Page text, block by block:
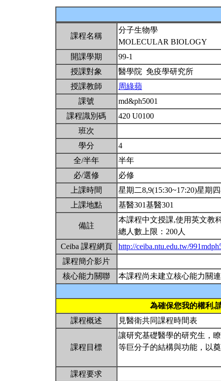
課程名稱
分子生物學
MOLECULAR BIOLOGY
開課學期
99-1
授課對象
醫學院 免疫學研究所
授課教師
周綠蘋
課號
md&ph5001
課程識別碼
420 U0100
班次
學分
4
全/半年
半年
必/選修
必修
上課時間
星期二8,9(15:30~17:20)星期
上課地點
基醫301基醫301
備註
本課程中文授課,使用英文教
總人數上限：200人
Ceiba 課程網頁
http://ceiba.ntu.edu.tw/
課程簡介影片
核心能力關聯
本課程尚未建立核心能力關連
為確保您我的權利,
課程概述
見醫衛共同課程時間表
課程目標
讓研究基礎醫學的研究生，
等巨分子的結構與功能，以
課程要求